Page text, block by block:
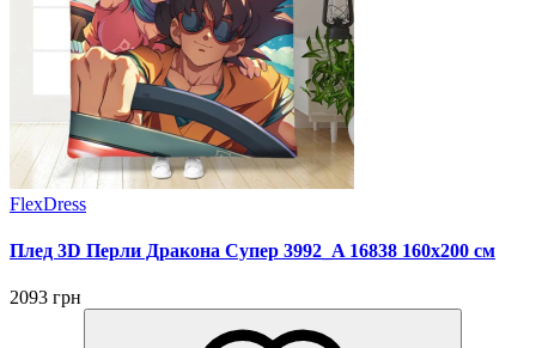
FlexDress
Плед 3D Перли Дракона Супер 3992_A 16838 160х200 см
2093 грн